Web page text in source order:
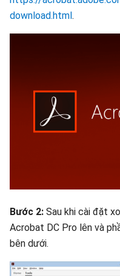
download.html.
Bước 2: Sau khi cài đặt
Acrobat DC Pro lên và
bên dưới.